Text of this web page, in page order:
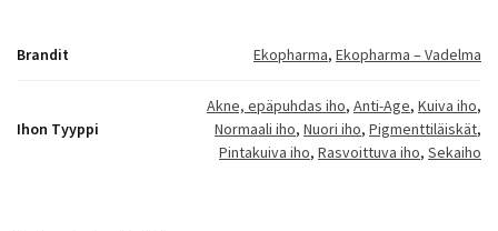
Brandit Ekopharma, Ekopharma – Vadelma
Ihon Tyyppi
Akne, epäpuhdas iho, Anti-Age, Kuiva iho,
Normaali iho, Nuori iho, Pigmenttiläiskät,
Pintakuiva iho, Rasvoittuva iho, Sekaiho